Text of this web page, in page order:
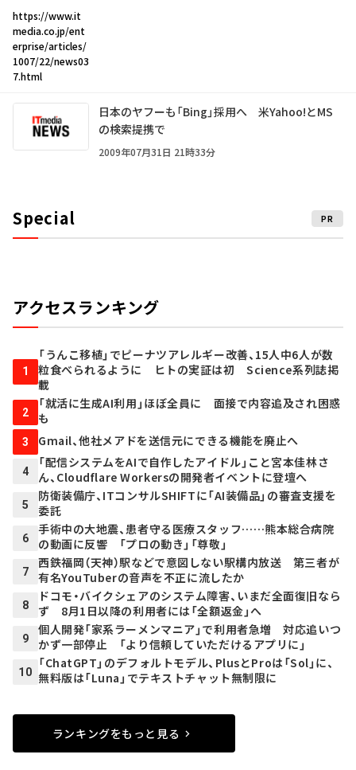
https://www.it
media.co.jp/ent
erprise/articles/
1007/22/news03
7.html
日本のヤフーも「Bing」採用へ 米Yahoo!とMS
の検索提携で
2009年07月31日 21時33分
Special PR
アクセスランキング
1
「うんこ移植」でピーナツアレルギー改善、15人中6人が数
粒食べられるように ヒトの実証は初 Science系列誌掲
載
2
「就活に生成AI利用」ほぼ全員に 面接で内容追及され困惑
も
3 Gmail、他社メアドを送信元にできる機能を廃止へ
4
「配信システムをAIで自作したアイドル」こと宮本佳林さ
ん、Cloudflare Workersの開発者イベントに登壇へ
5
防衛装備庁、ITコンサルSHIFTに「AI装備品」の審査支援を
委託
6
手術中の大地震、患者守る医療スタッフ……熊本総合病院
の動画に反響 「プロの動き」「尊敬」
7
西鉄福岡（天神）駅などで意図しない駅構内放送 第三者が
有名YouTuberの音声を不正に流したか
8
ドコモ・バイクシェアのシステム障害、いまだ全面復旧なら
ず 8月1日以降の利用者には「全額返金」へ
9
個人開発「家系ラーメンマニア」で利用者急増 対応追いつ
かず一部停止 「より信頼していただけるアプリに」
10
「ChatGPT」のデフォルトモデル、PlusとProは「Sol」に、
無料版は「Luna」でテキストチャット無制限に
ランキングをもっと見る